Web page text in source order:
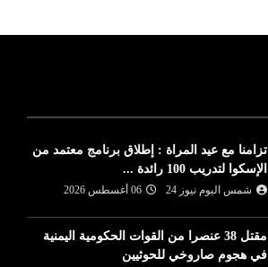
تزامنا مع عيد المراة : إطلاق برنامج معتمد من
الإسكوا لتدريب 100 رائدة ...
شمس اليوم نيوز 24 06 أغسطس 2026
مقتل 38 عنصرا من القوات الحكومية اليمنية
في هجوم صاروخي للحوثيين